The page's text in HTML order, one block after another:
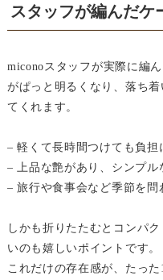
スタッフが編んだケ
miconoスタッフが実際に編
がぱっと明るくなり、落ち
てくれます。
– 軽くて長時間つけても負担
– 上品な艶があり、シンプル
– 旅行や食事会など季節を問
しかも折りたたむとコンパ
いのも嬉しいポイントです。
これだけの存在感が、たった